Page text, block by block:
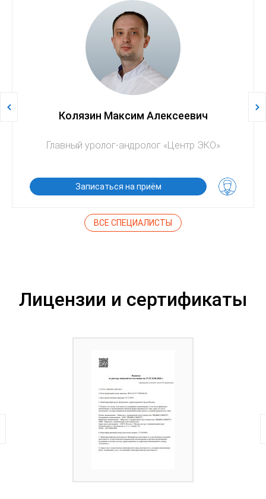
Колязин Максим Алексеевич
Главный уролог-андролог «Центр ЭКО»
Записаться на приём
ВСЕ СПЕЦИАЛИСТЫ
Лицензии и сертификаты